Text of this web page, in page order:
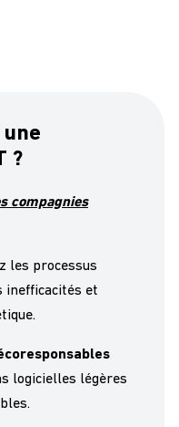
?
compagnies
les processus
inefficacités et
logicielles légères